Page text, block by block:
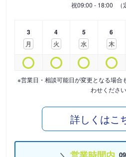
祝09:00 - 18:00
3
月
4
火
5
水
6
木
※営業日・相談可能日が変更となる場合
わせください
詳しくはこ